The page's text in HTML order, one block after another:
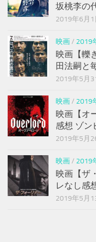
坂桃李の
2019年6月1
映画/ 2019
映画【轢
田法嗣と
2019年5月
映画/ 2019
映画【オ
感想 ゾン
2019年5月
映画/ 2019
映画【ザ
レなし感
2019年5月